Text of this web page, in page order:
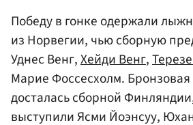
Победу в гонке одержали
из Норвегии, чью сборную
Уднес Венг,Хейди Венг,
Марие Фоссесхолм.
досталась сборной
выступили Ясми Йоэнсуу,